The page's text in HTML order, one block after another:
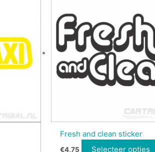
Fresh and clean sticker
€4,75 Selecteer opties